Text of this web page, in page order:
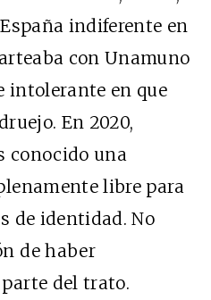
indiferente en
con Unamuno
intolerante en que
En 2020,
conocido una
libre para
de identidad. No
de haber
del trato.